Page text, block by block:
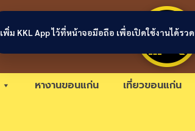
หางานขอนแก่น เที่ยวขอนแก่น
เพิ่ม KKL App ไว้ที่หน้าจอมือถือ เพื่อเปิดใช้งานได้รว